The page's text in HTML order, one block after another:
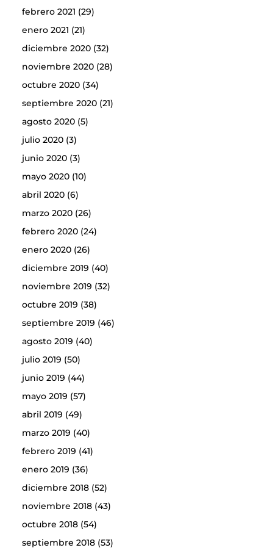
febrero 2021 (29)
enero 2021 (21)
diciembre 2020(32)
noviembre 2020(28)
octubre 2020(34)
septiembre 2020(21)
agosto 2020(5)
julio 2020(3)
junio 2020(3)
mayo 2020(10)
abril 2020(6)
marzo 2020(26)
febrero 2020(24)
enero 2020(26)
diciembre 2019 (40)
noviembre 2019 (32)
octubre 2019 (38)
septiembre 2019 (46)
agosto 2019 (40)
julio 2019 (50)
junio 2019 (44)
mayo 2019 (57)
abril 2019 (49)
marzo 2019 (40)
febrero 2019 (41)
enero 2019 (36)
diciembre 2018(52)
noviembre 2018(43)
octubre 2018(54)
septiembre 2018(53)